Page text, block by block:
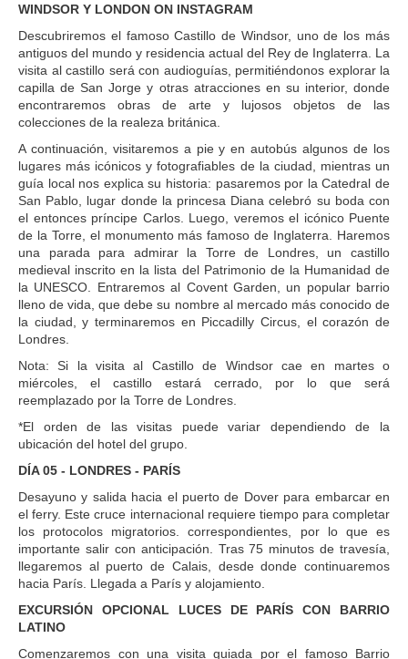
WINDSOR Y LONDON ON INSTAGRAM
Descubriremos el famoso Castillo de Windsor, uno de los más
antiguos del mundo y residencia actual del Rey de Inglaterra. La
visita al castillo será con audioguías, permitiéndonos explorar la
capilla de San Jorge y otras atracciones en su interior, donde
encontraremos obras de arte y lujosos objetos de las
colecciones de la realeza británica.
A continuación, visitaremos a pie y en autobús algunos de los
lugares más icónicos y fotografiables de la ciudad, mientras un
guía local nos explica su historia: pasaremos por la Catedral de
San Pablo, lugar donde la princesa Diana celebró su boda con
el entonces príncipe Carlos. Luego, veremos el icónico Puente
de la Torre, el monumento más famoso de Inglaterra. Haremos
una parada para admirar la Torre de Londres, un castillo
medieval inscrito en la lista del Patrimonio de la Humanidad de
la UNESCO. Entraremos al Covent Garden, un popular barrio
lleno de vida, que debe su nombre al mercado más conocido de
la ciudad, y terminaremos en Piccadilly Circus, el corazón de
Londres.
Nota: Si la visita al Castillo de Windsor cae en martes o
miércoles, el castillo estará cerrado, por lo que será
reemplazado por la Torre de Londres.
*El orden de las visitas puede variar dependiendo de la
ubicación del hotel del grupo.
DÍA 05 - LONDRES - PARÍS
Desayuno y salida hacia el puerto de Dover para embarcar en
el ferry. Este cruce internacional requiere tiempo para completar
los protocolos migratorios. correspondientes, por lo que es
importante salir con anticipación. Tras 75 minutos de travesía,
llegaremos al puerto de Calais, desde donde continuaremos
hacia París. Llegada a París y alojamiento.
EXCURSIÓN OPCIONAL LUCES DE PARÍS CON BARRIO
LATINO
Comenzaremos con una visita guiada por el famoso Barrio